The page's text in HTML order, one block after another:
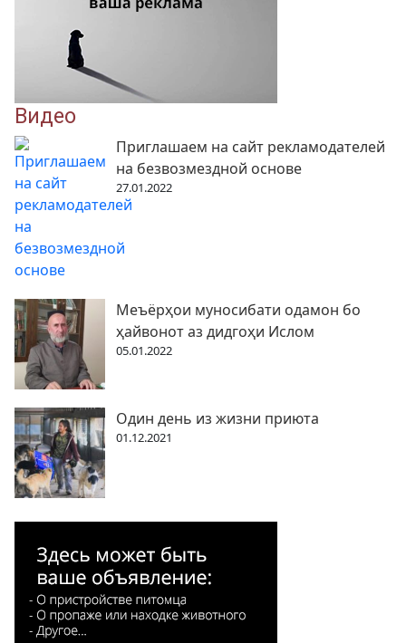
Видео
Приглашаем на сайт рекламодателей
на безвозмездной основе
27.01.2022
Меъёрҳои муносибати одамон бо
ҳайвонот аз дидгоҳи Ислом
05.01.2022
Один день из жизни приюта
01.12.2021